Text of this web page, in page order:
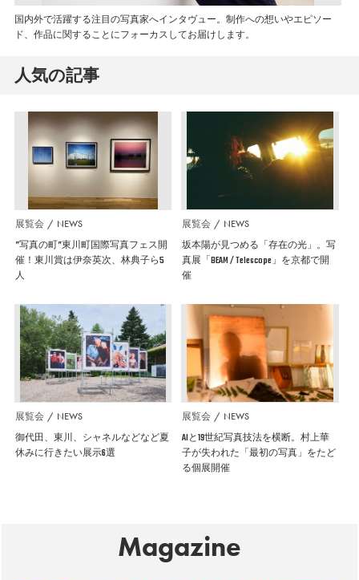
国内外で活躍する注目の写真家へインタヴュー。制作への想いやエピソー
ド、作品に関することにフォーカスしてお届けします。
人気の記事
展覧会 NEWS
”写真の町”東川町国際写真フェス開
催！東川賞は伊奈英次、林典子ら5
人
展覧会 NEWS
坂本陽が見つめる「存在の光」。写
真展「BEAM / Telescope」を京都で開
催
展覧会 NEWS
御代田、東川、シャネルなどなど夏
休みに行きたい展示6選
展覧会 NEWS
AIと19世紀写真技法を横断。村上華
子が失われた「最初の写真」をたど
る個展開催
Magazine